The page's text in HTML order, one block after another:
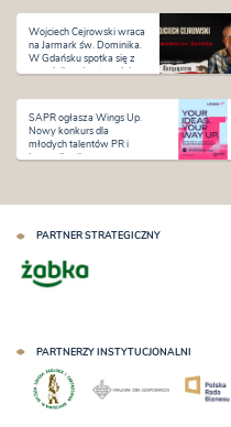
Wojciech Cejrowski wraca
na Jarmark św. Dominika.
W Gdańsku spotka się z
czytelnikami w tygodniu
SAPR ogłasza Wings Up.
Nowy konkurs dla
młodych talentów PR i
komunikacji
PARTNER STRATEGICZNY
PARTNERZY INSTYTUCJONALNI